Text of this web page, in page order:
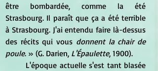
être bombardée, comme la été
Strasbourg. Il paraît que ça a été terrible
à Strasbourg. J'ai entendu faire là-dessus
des récits qui vous donnent la chair de
poule. » (G. Darien, L'Épaulette, 1900).